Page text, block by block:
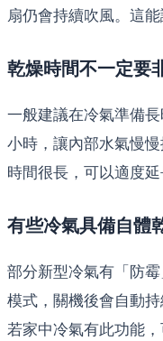
扇仍會持續吹風。這
乾燥時間不一定要
一般建議在冷氣準備
小時，讓內部水氣慢
時間很長，可以適度延
有些冷氣具備自體
部分新型冷氣有「防
模式，關機後會自動
若家中冷氣有此功能，